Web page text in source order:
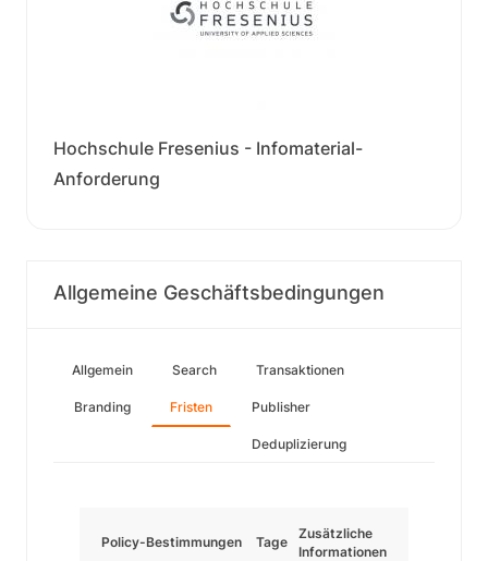
Hochschule Fresenius - Infomaterial-
Anforderung
Allgemeine Geschäftsbedingungen
Allgemein Search Transaktionen
Branding Fristen Publisher
Deduplizierung
Policy-Bestimmungen Tage
Zusätzliche
Informationen